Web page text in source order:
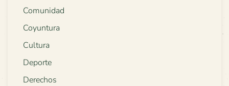
Comunidad
Coyuntura
Cultura
Deporte
Derechos